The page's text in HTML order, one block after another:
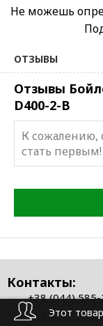
Не можешь
ОТЗЫВЫ
Отзывы
D400-2-B
К сожалению,
стать первым!
Контакты:
+38 (044)
+38 (044)
Этот